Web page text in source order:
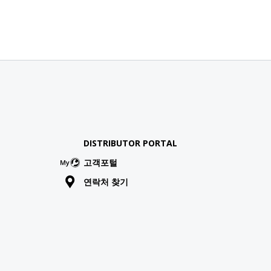
DISTRIBUTOR PORTAL
고객포털
연락처 찾기